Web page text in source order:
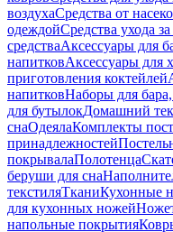
воздухаСредства от
одеждойСредства ухода
средстваАксессуары для
напитковАксессуары для
приготовления коктейлей
напитковНаборы для
для бутылокДомашний
снаОдеялаКомплекты
принадлежностей
покрывалаПолотенца
беруши для сна
текстиляТканиКухонные
для кухонных ножей
напольные покрытия